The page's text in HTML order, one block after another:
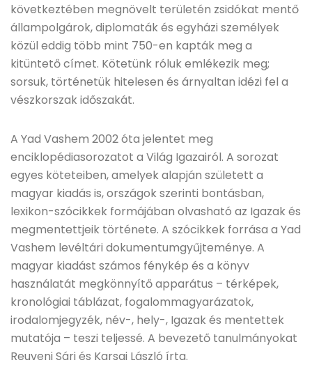
következtében megnövelt területén zsidókat mentő
állampolgárok, diplomaták és egyházi személyek
közül eddig több mint 750-en kapták meg a
kitüntető címet. Kötetünk róluk emlékezik meg;
sorsuk, történetük hitelesen és árnyaltan idézi fel a
vészkorszak időszakát.
A Yad Vashem 2002 óta jelentet meg
enciklopédiasorozatot a Világ Igazairól. A sorozat
egyes köteteiben, amelyek alapján született a
magyar kiadás is, országok szerinti bontásban,
lexikon-szócikkek formájában olvasható az Igazak és
megmentettjeik története. A szócikkek forrása a Yad
Vashem levéltári dokumentumgyűjteménye. A
magyar kiadást számos fénykép és a könyv
használatát megkönnyítő apparátus – térképek,
kronológiai táblázat, fogalommagyarázatok,
irodalomjegyzék, név-, hely-, Igazak és mentettek
mutatója – teszi teljessé. A bevezető tanulmányokat
Reuveni Sári és Karsai László írta.